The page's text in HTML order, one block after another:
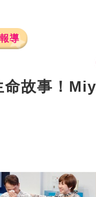
導
命故事！